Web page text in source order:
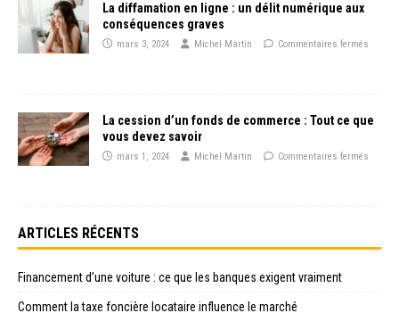
La diffamation en ligne : un délit numérique aux
conséquences graves
mars 3, 2024 Michel Martin Commentaires fermés
La cession d’un fonds de commerce : Tout ce que
vous devez savoir
mars 1, 2024 Michel Martin Commentaires fermés
ARTICLES RÉCENTS
Financement d’une voiture : ce que les banques exigent vraiment
Comment la taxe foncière locataire influence le marché